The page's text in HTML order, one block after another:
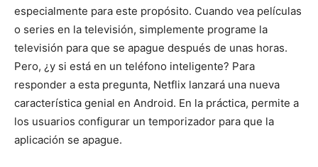
especialmente para este propósito. Cuando vea películas
o series en la televisión, simplemente programe la
televisión para que se apague después de unas horas.
Pero, ¿y si está en un teléfono inteligente? Para
responder a esta pregunta, Netflix lanzará una nueva
característica genial en Android. En la práctica, permite a
los usuarios configurar un temporizador para que la
aplicación se apague.